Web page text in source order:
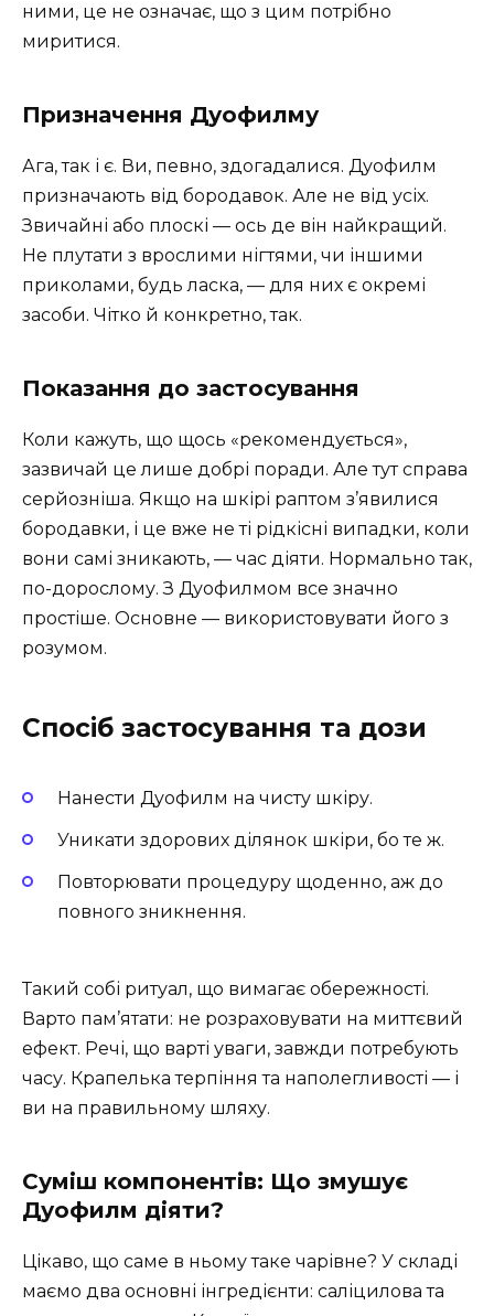
ними, це не означає, що з цим потрібно
миритися.
Призначення Дуофилму
Ага, так і є. Ви, певно, здогадалися. Дуофилм
призначають від бородавок. Але не від усіх.
Звичайні або плоскі — ось де він найкращий.
Не плутати з врослими нігтями, чи іншими
приколами, будь ласка, — для них є окремі
засоби. Чітко й конкретно, так.
Показання до застосування
Коли кажуть, що щось «рекомендується»,
зазвичай це лише добрі поради. Але тут справа
серйозніша. Якщо на шкірі раптом з’явилися
бородавки, і це вже не ті рідкісні випадки, коли
вони самі зникають, — час діяти. Нормально так,
по-дорослому. З Дуофилмом все значно
простіше. Основне — використовувати його з
розумом.
Спосіб застосування та дози
Нанести Дуофилм на чисту шкіру.
Уникати здорових ділянок шкіри, бо те ж.
Повторювати процедуру щоденно, аж до
повного зникнення.
Такий собі ритуал, що вимагає обережності.
Варто пам’ятати: не розраховувати на миттєвий
ефект. Речі, що варті уваги, завжди потребують
часу. Крапелька терпіння та наполегливості — і
ви на правильному шляху.
Суміш компонентів: Що змушує
Дуофилм діяти?
Цікаво, що саме в ньому таке чарівне? У складі
маємо два основні інгредієнти: саліцилова та